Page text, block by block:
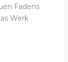
Fadens
Werk